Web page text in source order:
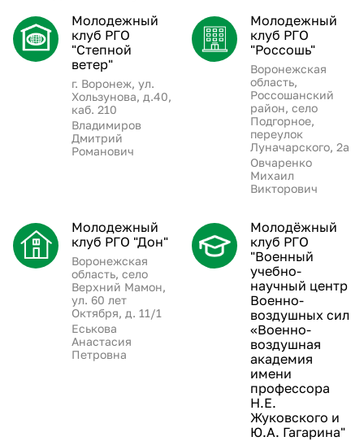
Молодежный
клуб РГО
"Степной
ветер"
г. Воронеж, ул.
Хользунова, д.40,
каб. 210
Владимиров
Дмитрий
Романович
Молодежный
клуб РГО
"Россошь"
Воронежская
область,
Россошанский
район, село
Подгорное,
переулок
Луначарского, 2а
Овчаренко
Михаил
Викторович
Молодежный
клуб РГО "Дон"
Воронежская
область, село
Верхний Мамон,
ул. 60 лет
Октября, д. 11/1
Еськова
Анастасия
Петровна
Молодёжный
клуб РГО
"Военный
учебно-
научный центр
Военно-
воздушных сил
«Военно-
воздушная
академия
имени
профессора
Н.Е.
Жуковского и
Ю.А. Гагарина"